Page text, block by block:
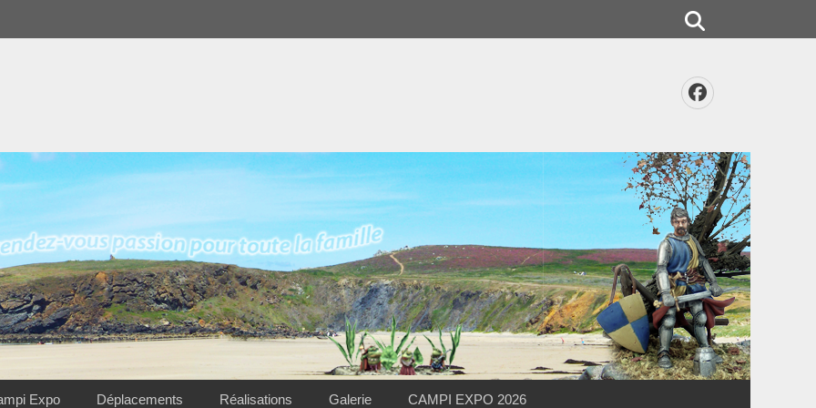
Facebook
Expo Déplacements Réalisations Galerie CAMPI EXPO 2026